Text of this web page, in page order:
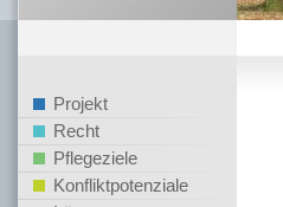
Projekt
Recht
Pflegeziele
Konfliktpotenziale